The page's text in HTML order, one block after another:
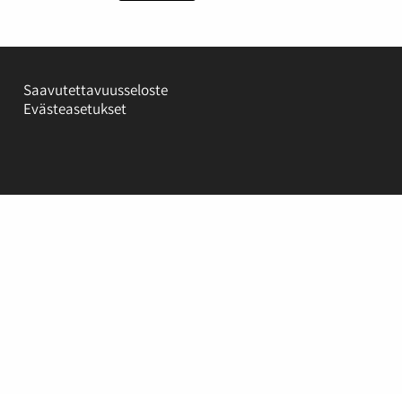
Saavutettavuusseloste
Evästeasetukset